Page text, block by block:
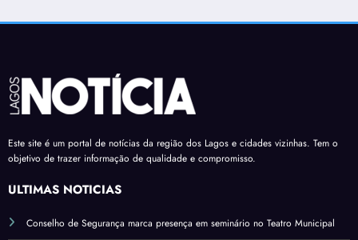
Este site é um portal de notícias da região dos Lagos e cidades vizinhas. Tem o
objetivo de trazer informação de qualidade e compromisso.
ÚLTIMAS NOTÍCIAS
Conselho de Segurança marca presença em seminário no Teatro Municipal